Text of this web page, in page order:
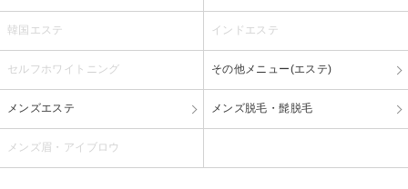
韓国エステ インドエステ
セルフホワイトニング その他メニュー(エステ)
メンズエステ メンズ脱毛・髭脱毛
メンズ眉・アイブロウ